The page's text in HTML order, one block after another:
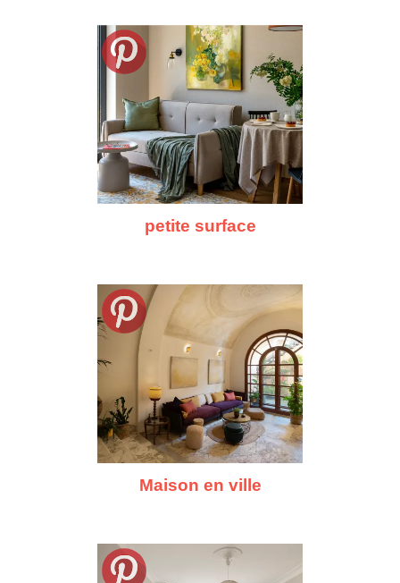
petite surface
Maison en ville